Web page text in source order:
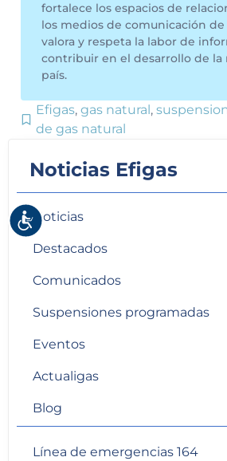
Accesibilidad
Noticias Efigas
Noticias
Destacados
Comunicados
Suspensiones programadas
Eventos
Actualigas
Blog
Línea de emergencias 164
fortalece los espacios de
los medios de comunicación de
valora y respeta la labor de
contribuir en el desarrollo de la
país.
Efigas, gas natural ,
de gas natural